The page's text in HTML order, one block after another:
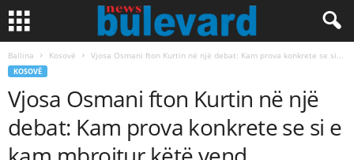
Ballina Kosovë Vjosa Osmani fton Kurtin në një debat: Kam prova konkrete se si...
KOSOVË
Vjosa Osmani fton Kurtin në një
debat: Kam prova konkrete se si e